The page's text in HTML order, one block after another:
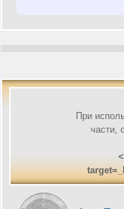
При
части,